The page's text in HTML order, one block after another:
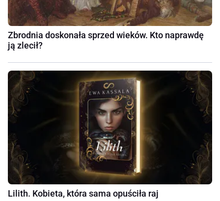
Zbrodnia doskonała sprzed wieków. Kto naprawdę
ją zlecił?
Lilith. Kobieta, która sama opuściła raj